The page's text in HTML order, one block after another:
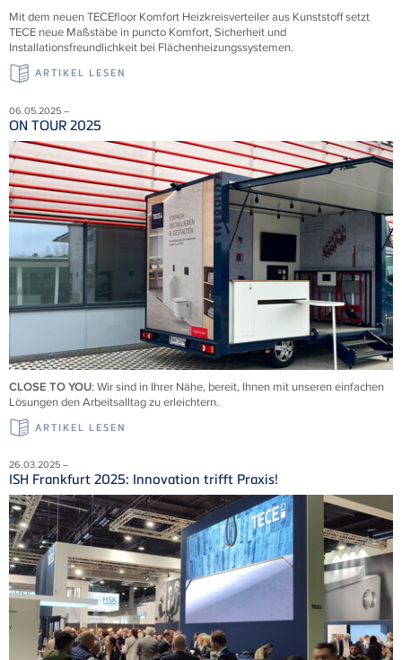
Mit dem neuenTECEfloor Komfort Heizkreisverteiler aus Kunststoff setzt
TECE neue Maßstäbe in puncto Komfort, Sicherheit und
Installationsfreundlichkeit bei Flächenheizungssystemen.
ARTIKEL LESEN
06.05.2025 –
ON TOUR 2025
CLOSE TO YOU: Wir sind in Ihrer Nähe, bereit, Ihnen mit unseren einfachen
Lösungen den Arbeitsalltag zu erleichtern.
ARTIKEL LESEN
26.03.2025 –
ISH Frankfurt 2025: Innovation trifft Praxis!